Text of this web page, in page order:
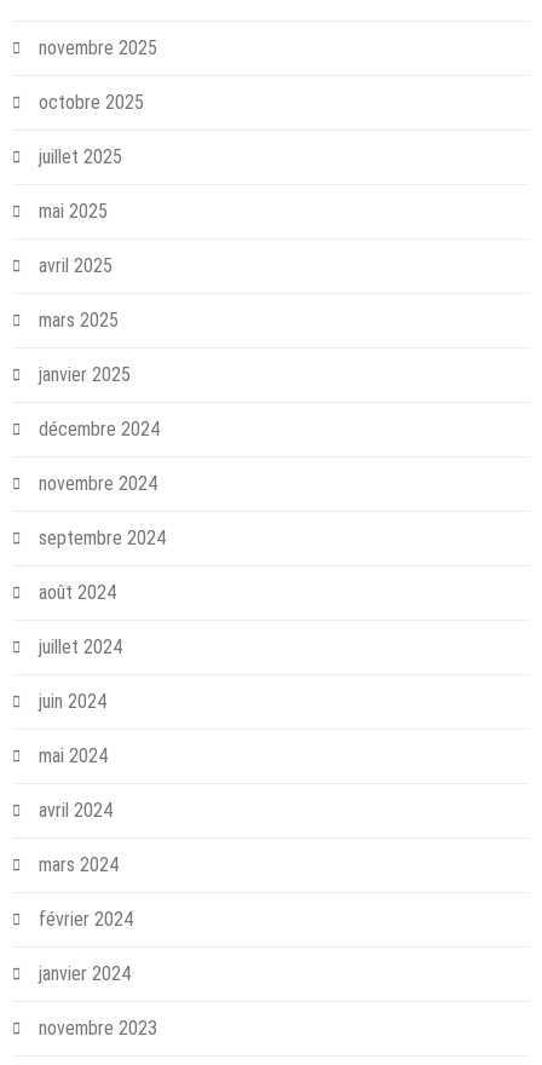
novembre 2025
octobre 2025
juillet 2025
mai 2025
avril 2025
mars 2025
janvier 2025
décembre 2024
novembre 2024
septembre 2024
août 2024
juillet 2024
juin 2024
mai 2024
avril 2024
mars 2024
février 2024
janvier 2024
novembre 2023